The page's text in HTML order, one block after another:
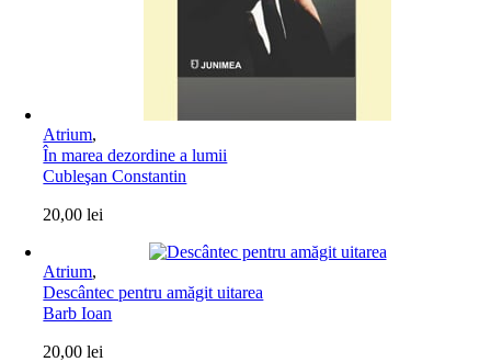
Atrium,
În marea dezordine a lumii
Cubleşan Constantin
20,00lei
Atrium,
Descântec pentru amăgit uitarea
Barb Ioan
20,00lei